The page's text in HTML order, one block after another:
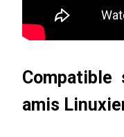
amis